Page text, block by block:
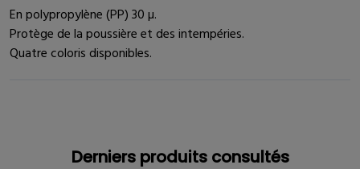
En polypropylène (PP) 30 µ.
Protège de la poussière et des intempéries.
Quatre coloris disponibles.
Derniers produits consultés